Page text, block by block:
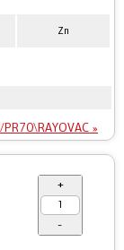
Zn
»
+
-